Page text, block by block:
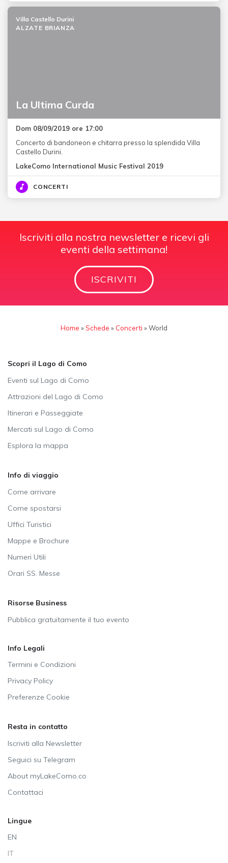
La Ultima Curda
Villa Castello Durini
ALZATE BRIANZA
Dom 08/09/2019 ore 17:00
Concerto di bandoneon e chitarra presso la splendida Villa
Castello Durini.
LakeComo International Music Festival 2019
CONCERTI
Iscriviti alla nostra newsletter e ricevi gli
eventi della settimana!
ISCRIVITI
Home »Schede » Concerti »World
Scopri il Lago di Como
Eventi sul Lago di Como
Attrazioni del Lago di Como
Itinerari e Passeggiate
Mercati sul Lago di Como
Esplora la mappa
Info di viaggio
Come arrivare
Come spostarsi
Uffici Turistici
Mappe e Brochure
Numeri Utili
Orari SS. Messe
Risorse Business
Pubblica gratuitamente il tuo evento
Info Legali
Termini e Condizioni
Privacy Policy
Preferenze Cookie
Resta in contatto
Iscriviti alla Newsletter
Seguici su Telegram
About myLakeComo.co
Contattaci
Lingue
EN
IT